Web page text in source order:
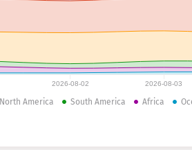
2026-08-02 2026-08-03
North America South America Africa